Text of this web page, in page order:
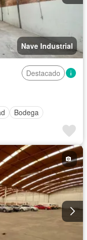
Nave Industrial
Destacado
Bodega